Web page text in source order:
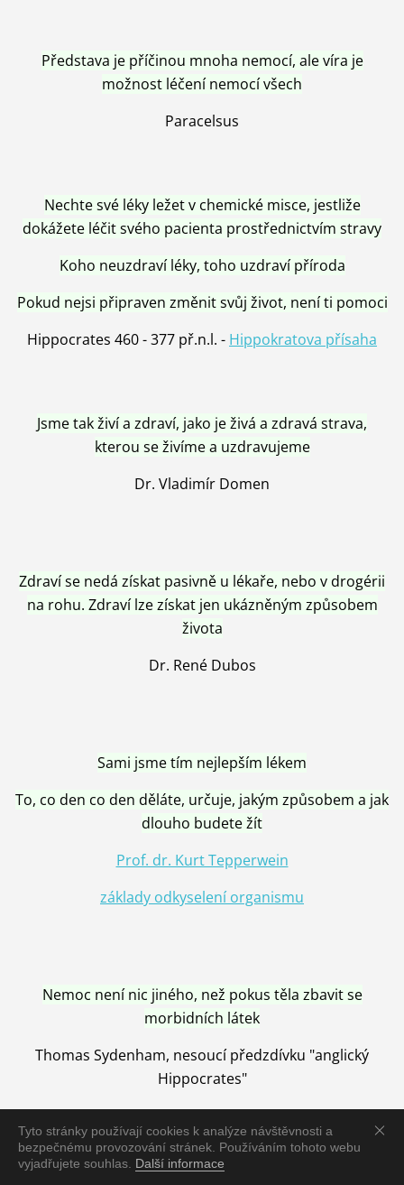
Tyto stránky používají cookies k analýze návštěvnosti a
bezpečnému provozování stránek. Používáním tohoto webu
vyjadřujete souhlas. Další informace
Představa je příčinou mnoha nemocí, ale víra je
možnost léčení nemocí všech
Paracelsus
Nechte své léky ležet v chemické misce, jestliže
dokážete léčit svého pacienta prostřednictvím stravy
Koho neuzdraví léky, toho uzdraví příroda
Pokud nejsi připraven změnit svůj život, není ti pomoci
Hippocrates 460 - 377 př.n.l. - Hippokratova přísaha
Jsme tak živí a zdraví, jako je živá a zdravá strava,
kterou se živíme a uzdravujeme
Dr. Vladimír Domen
Zdraví se nedá získat pasivně u lékaře, nebo v drogérii
na rohu. Zdraví lze získat jen ukázněným způsobem
života
Dr. René Dubos
Sami jsme tím nejlepším lékem
To, co den co den děláte, určuje, jakým způsobem a jak
dlouho budete žít
Prof. dr. Kurt Tepperwein
základy odkyselení organismu
Nemoc není nic jiného, než pokus těla zbavit se
morbidních látek
Thomas Sydenham, nesoucí předzdívku "anglický
Hippocrates"
Nemoc je vyléčena jen pomocí Přírody, neutralizací a